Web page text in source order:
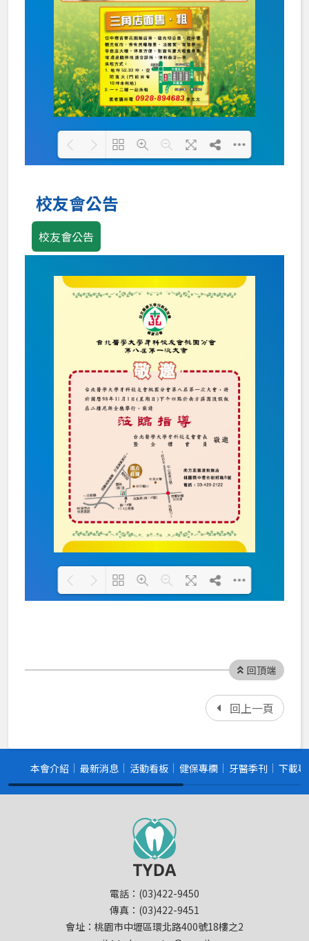
校友會公告
校友會公告
回頂端
回上一頁
本會介紹 最新消息 活動看板 健保專欄 牙醫季刊 下載
電話：(03)422-9450
傳真：(03)422-9451
會址：桃園市中壢區環北路400號18樓之2